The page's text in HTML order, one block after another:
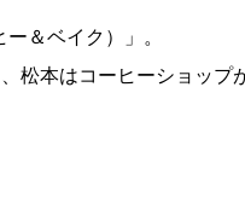
＆ベイク）」。
松本はコーヒーショップ